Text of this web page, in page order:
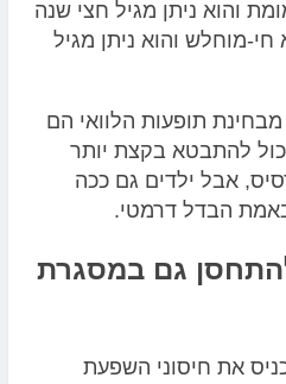
והוא ניתן מגיל חצי שנה
מוחלש והוא ניתן מגיל
תופעות הלוואי הם
להתבטא בקצת יותר
אבל ילדים גם ככה
הבדל דרמטי.
להתחסן גם במסגרת
את חיסוני השפעת